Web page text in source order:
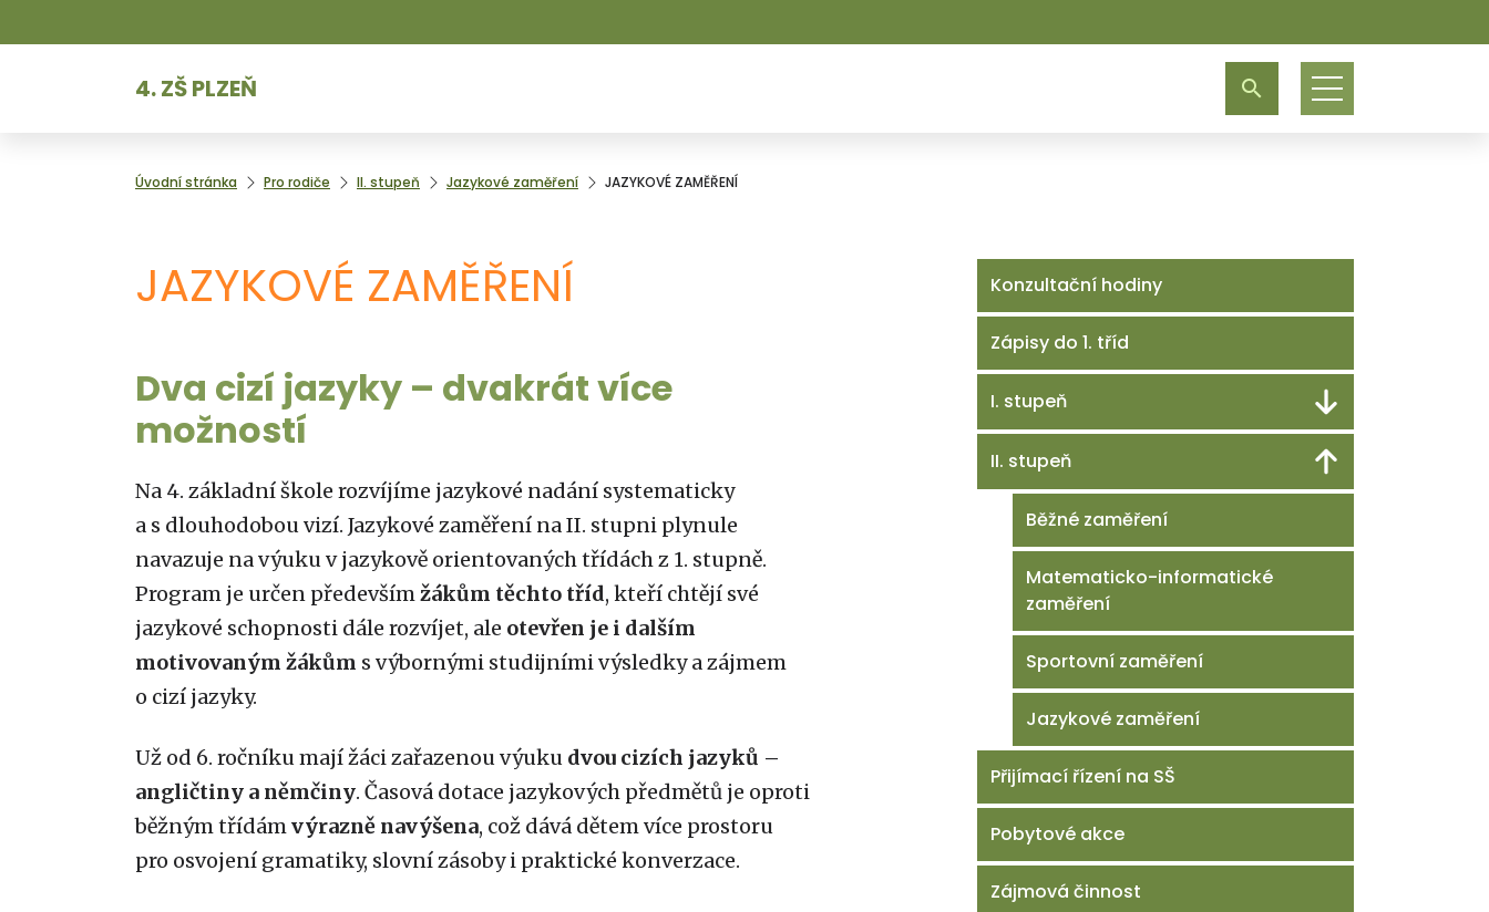
4. ZŠ PLZEŇ
Úvodní stránka Pro rodiče II. stupeň Jazykové zaměření JAZYKOVÉ ZAMĚŘENÍ
JAZYKOVÉ ZAMĚŘENÍ
Dva cizí jazyky – dvakrát více
možností
Na 4. základní škole rozvíjíme jazykové nadání systematicky
a s dlouhodobou vizí. Jazykové zaměření na II. stupni plynule
navazuje na výuku v jazykově orientovaných třídách z 1. stupně.
Program je určen předevšímžákům těchto tříd, kteří chtějí své
jazykové schopnosti dále rozvíjet, ale otevřen je i dalším
motivovaným žákům s výbornými studijními výsledky a zájmem
o cizí jazyky.
Už od 6. ročníku mají žáci zařazenou výuku dvou cizích jazyků –
angličtiny a němčiny. Časová dotace jazykových předmětů je oproti
běžným třídámvýrazně navýšena, což dává dětem více prostoru
pro osvojení gramatiky, slovní zásoby i praktické konverzace.
Konzultační hodiny
Zápisy do 1. tříd
I. stupeň
II. stupeň
Běžné zaměření
Matematicko-informatické
zaměření
Sportovní zaměření
Jazykové zaměření
Přijímací řízení na SŠ
Pobytové akce
Zájmová činnost